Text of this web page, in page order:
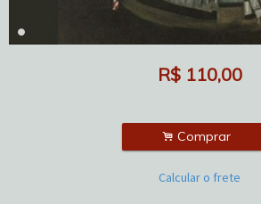
R$ 110,00
. Comprar
Calcular o frete